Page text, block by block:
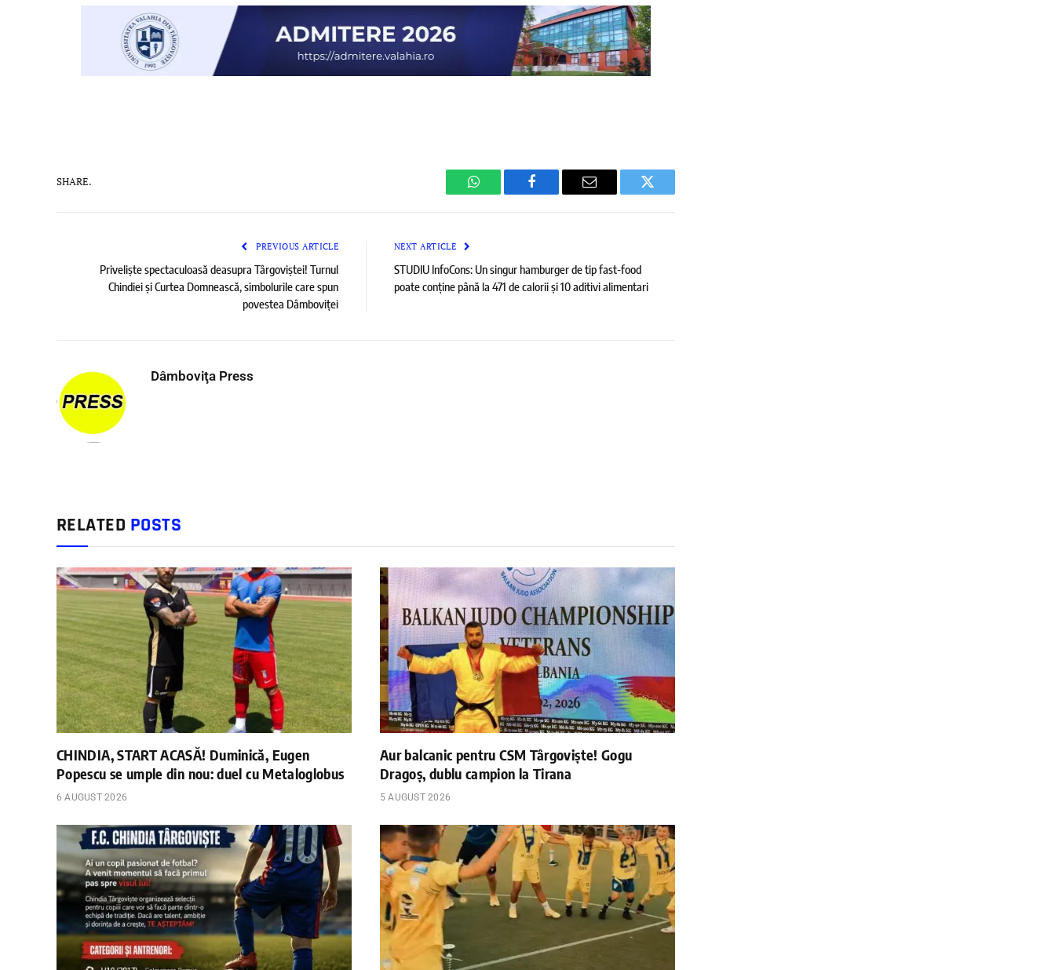
SHARE.
WhatsAppFacebook Email Twitter
PREVIOUS ARTICLE
Priveliște spectaculoasă deasupra Târgoviștei! Turnul
Chindiei și Curtea Domnească, simbolurile care spun
povestea Dâmboviței
NEXT ARTICLE
STUDIU InfoCons: Un singur hamburger de tip fast-food
poate conține până la 471 de calorii și 10 aditivi alimentari
Dâmboviţa Press
RELATED POSTS
CHINDIA, START ACASĂ! Duminică, Eugen
Popescu se umple din nou: duel cu Metaloglobus
6 AUGUST 2026
Aur balcanic pentru CSM Târgoviște! Gogu
Dragoș, dublu campion la Tirana
5 AUGUST 2026